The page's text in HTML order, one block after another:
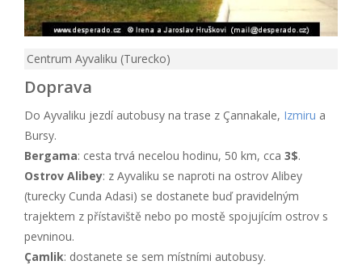
Centrum Ayvaliku (Turecko)
Doprava
Do Ayvaliku jezdí autobusy na trase z Çannakale, Izmiru a
Bursy.
Bergama: cesta trvá necelou hodinu, 50 km, cca 3$.
Ostrov Alibey: z Ayvaliku se naproti na ostrov Alibey
(turecky Cunda Adasi) se dostanete buď pravidelným
trajektem z přístaviště nebo po mostě spojujícím ostrov s
pevninou.
Çamlik: dostanete se sem místními autobusy.